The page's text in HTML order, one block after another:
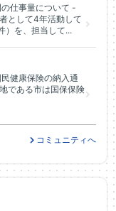
仕事量について -
として4年活動して
）を、担当して...
健康保険の納入通
である市は国保保険
コミュニティへ